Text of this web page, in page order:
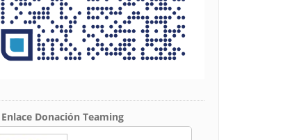
Enlace Donación Teaming